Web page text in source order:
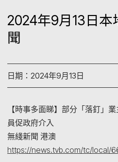
2024年9月13日
聞
日期：2024年9月13日
【時事多面睇】部分「落釘」
員促政府介入
無綫新聞 港澳
https://news.tvb.com/tc/local/